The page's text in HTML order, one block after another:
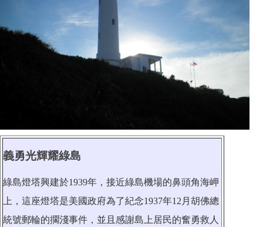
義勇光輝耀綠島
綠島燈塔興建於1939年，接近綠島機場的鼻頭角海岬
上，這座燈塔是美國政府為了紀念1937年12月胡佛總
統號郵輪的擱淺事件，並且感謝島上居民的奮勇救人